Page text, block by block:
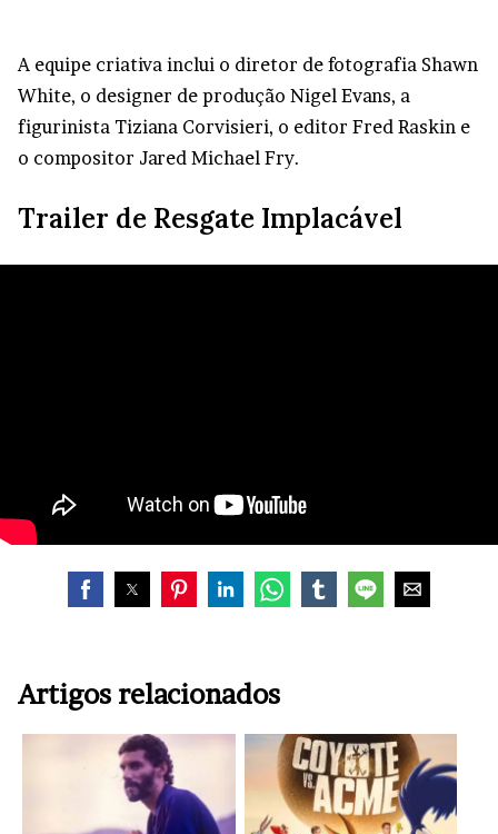
A equipe criativa inclui o diretor de fotografia Shawn
White, o designer de produção Nigel Evans, a
figurinista Tiziana Corvisieri, o editor Fred Raskin e
o compositor Jared Michael Fry.
Trailer de Resgate Implacável
Artigos relacionados